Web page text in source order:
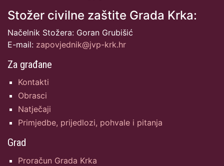
Stožer civilne zaštite Grada Krka:
Načelnik Stožera: Goran Grubišić
E-mail: zapovjednik@jvp-krk.hr
Za građane
Kontakti
Obrasci
Natječaji
Primjedbe, prijedlozi, pohvale i pitanja
Grad
Proračun Grada Krka